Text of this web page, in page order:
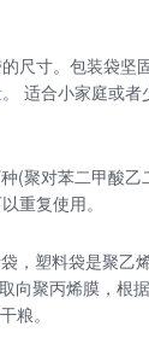
尺寸。包装袋坚
适合小家庭或者
(聚对苯二甲酸乙
重复使用。
，塑料袋是聚乙
向聚丙烯膜，根
粮。